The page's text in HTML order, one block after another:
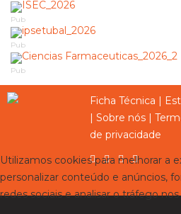
Pub
Pub
Pub
Ficha Técnica
Sobre nós
de privacidade
Utilizamos cookies para melhorar a
personalizar conteúdo e anúncios,
redes sociais e analisar o tráfego